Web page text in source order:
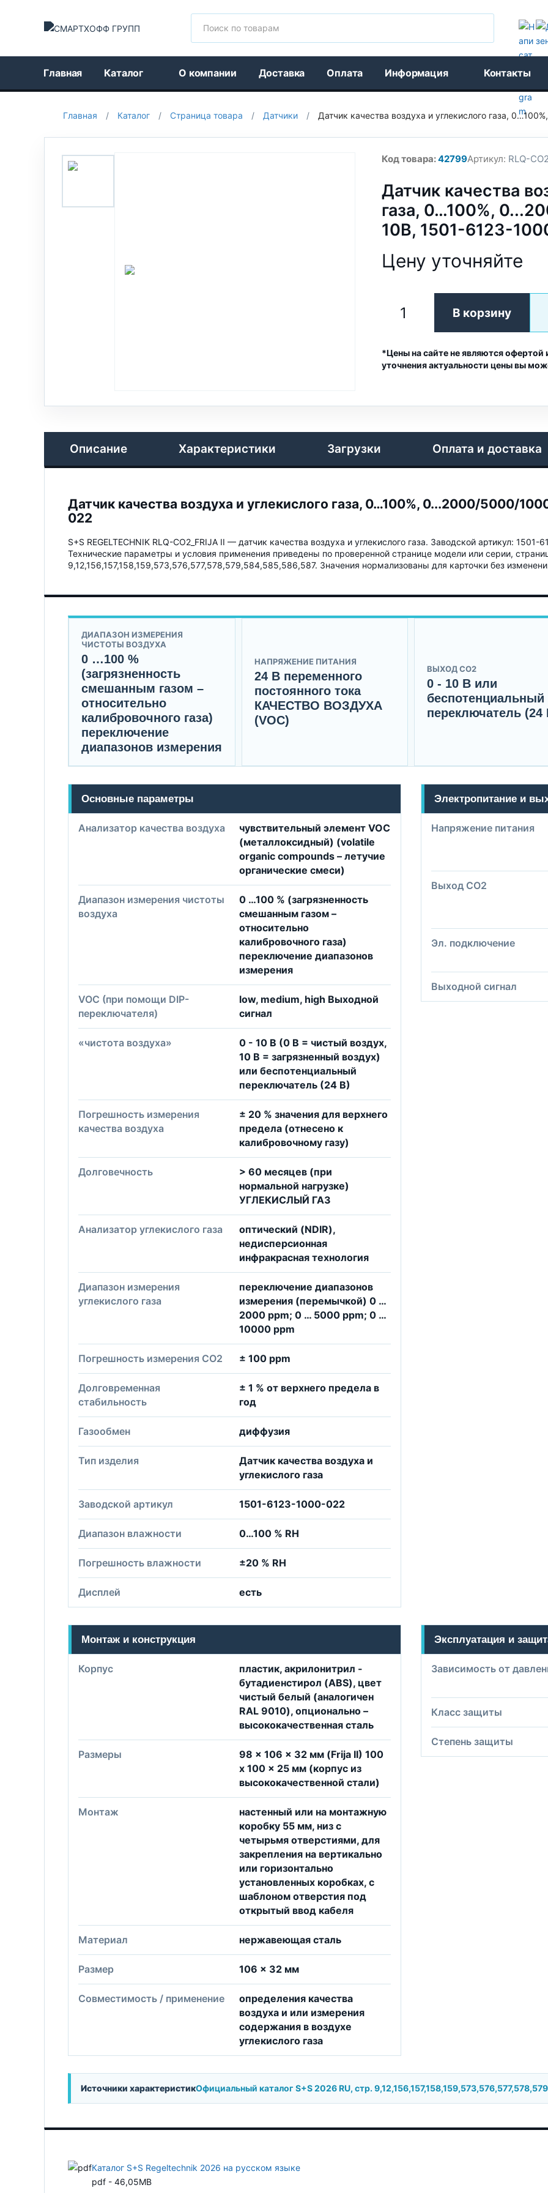
Главная Каталог О компании Доставка Оплата Информация Контакты
Главная / Каталог / Страница товара / Датчики / Датчик качества воздуха и углекислого газа,
Код товара:42799Артикул: RLQ-
Датчик качества
газа, 0…100%,
10В, 1501-6123-
Цену уточняйте
В корзину
*Цены на сайте не являются офертой
уточнения актуальности цены вы
Описание Характеристики Загрузки Оплата и доставка
Датчик качества воздуха и углекислого газа, 0…100%, 0...2000/5000/
022
S+S REGELTECHNIK RLQ-CO2_FRIJA II — датчик качества воздуха и углекислого газа. Заводской артикул: 1501-
Технические параметры и условия применения приведены по проверенной странице модели или серии,
9,12,156,157,158,159,573,576,577,578,579,584,585,586,587. Значения нормализованы для карточки без
ДИАПАЗОН ИЗМЕРЕНИЯ
ЧИСТОТЫ ВОЗДУХА
0 …100 %
(загрязненность
смешанным газом –
относительно
калибровочного газа)
переключение
диапазонов измерения
НАПРЯЖЕНИЕ ПИТАНИЯ
24 B переменного
постоянного тока
КАЧЕСТВО ВОЗДУХА
(VOC)
ВЫХОД CO2
0 - 10 B или
беспотенциальный
переключатель (24
Основные параметры
Анализатор качества воздуха
чувствительный элемент VOC
(металлоксидный) (volatile
organic compounds – летучие
органические смеси)
Диапазон измерения чистоты
воздуха
0 …100 % (загрязненность
смешанным газом –
относительно
калибровочного газа)
переключение диапазонов
измерения
VOC (при помощи DIP-
переключателя)
low, medium, high Выходной
сигнал
«чистота воздуха»
0 - 10 B (0 B = чистый воздух,
10 B = загрязненный воздух)
или беспотенциальный
переключатель (24 В)
Погрешность измерения
качества воздуха
± 20 % значения для верхнего
предела (отнесено к
калибровочному газу)
Долговечность
> 60 месяцев (при
нормальной нагрузке)
УГЛЕКИСЛЫЙ ГАЗ
Анализатор углекислого газа
оптический (NDIR),
недисперсионная
инфракрасная технология
Диапазон измерения
углекислого газа
переключение диапазонов
измерения (перемычкой) 0 …
2000 ppm; 0 … 5000 ppm; 0 …
10000 ppm
Погрешность измерения CO2 ± 100 ppm
Долговременная
стабильность
± 1 % от верхнего предела в
год
Газообмен диффузия
Тип изделия
Датчик качества воздуха и
углекислого газа
Заводской артикул 1501-6123-1000-022
Диапазон влажности 0…100 % RH
Погрешность влажности ±20 % RH
Дисплей есть
Электропитание и
Напряжение питания
Выход CO2
Эл. подключение
Выходной сигнал
Монтаж и конструкция
Корпус
пластик, акрилонитрил -
бутадиенстирол (ABS), цвет
чистый белый (аналогичен
RAL 9010), опционально –
высококачественная сталь
Размеры
98 x 106 x 32 мм (Frija II) 100
x 100 x 25 мм (корпус из
высококачественной стали)
Монтаж
настенный или на монтажную
коробку 55 мм, низ с
четырьмя отверстиями, для
закрепления на вертикально
или горизонтально
установленных коробках, с
шаблоном отверстия под
открытый ввод кабеля
Материал нержавеющая сталь
Размер 106 × 32 мм
Совместимость / применение
определения качества
воздуха и или измерения
содержания в воздухе
углекислого газа
Эксплуатация и
Зависимость от
Класс защиты
Степень защиты
Источники характеристикОфициальный каталог S+S 2026 RU, стр.
Каталог S+S Regeltechnik 2026 на русском языке
pdf - 46,05MB